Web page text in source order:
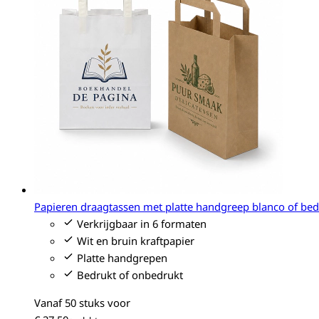
Papieren draagtassen met platte handgreep blanco of
Verkrijgbaar in 6 formaten
Wit en bruin kraftpapier
Platte handgrepen
Bedrukt of onbedrukt
Vanaf 50 stuks voor